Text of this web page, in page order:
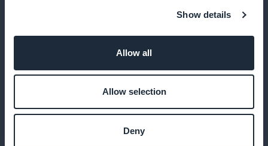
Show details
Allow all
Allow selection
Deny
Podcasts mit angeleiteten Übungen
Videos mit praktischen Tutorials